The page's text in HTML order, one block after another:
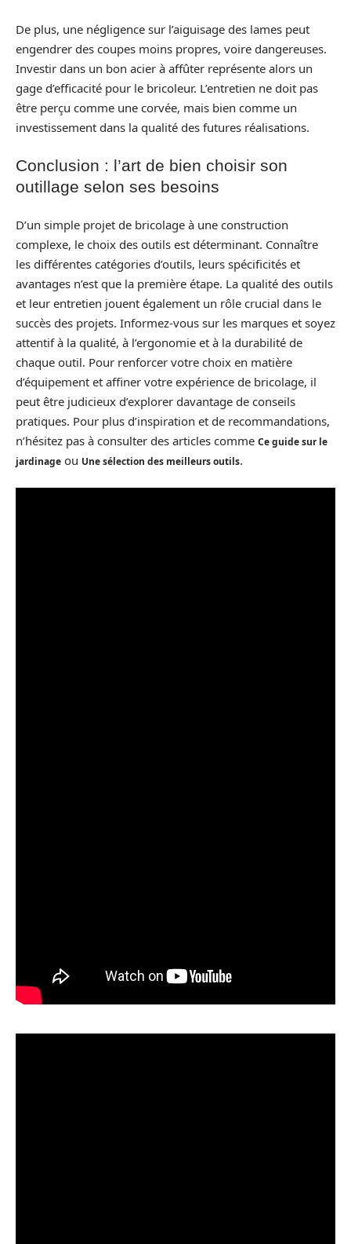
De plus, une négligence sur l’aiguisage des lames peut
engendrer des coupes moins propres, voire dangereuses.
Investir dans un bon acier à affûter représente alors un
gage d’efficacité pour le bricoleur. L’entretien ne doit pas
être perçu comme une corvée, mais bien comme un
investissement dans la qualité des futures réalisations.
Conclusion : l’art de bien choisir son
outillage selon ses besoins
D’un simple projet de bricolage à une construction
complexe, le choix des outils est déterminant. Connaître
les différentes catégories d’outils, leurs spécificités et
avantages n’est que la première étape. La qualité des outils
et leur entretien jouent également un rôle crucial dans le
succès des projets. Informez-vous sur les marques et soyez
attentif à la qualité, à l’ergonomie et à la durabilité de
chaque outil. Pour renforcer votre choix en matière
d’équipement et affiner votre expérience de bricolage, il
peut être judicieux d’explorer davantage de conseils
pratiques. Pour plus d’inspiration et de recommandations,
n’hésitez pas à consulter des articles comme Ce guide sur le
jardinage ou Une sélection des meilleurs outils.